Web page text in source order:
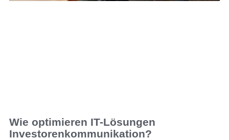
Wie optimieren IT-Lösungen
Investorenkommunikation?